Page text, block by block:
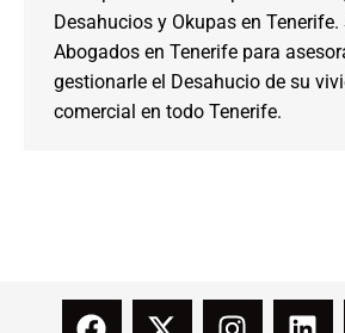
Desahucios y Okupas en
Abogados en Tenerife para
gestionarle el Desahucio de su
comercial en todo Tenerife.